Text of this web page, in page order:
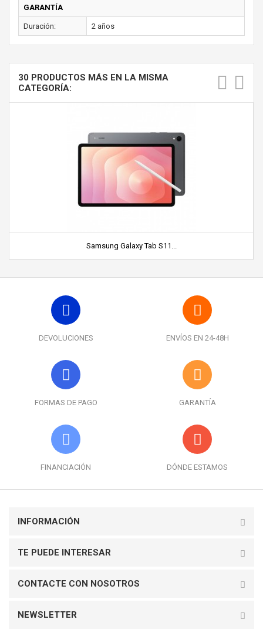
GARANTÍA
Duración: 2 años
30 PRODUCTOS MÁS EN LA MISMA
CATEGORÍA:
Samsung Galaxy Tab S11...
DEVOLUCIONES ENVÍOS EN 24-48H
FORMAS DE PAGO GARANTÍA
FINANCIACIÓN DÓNDE ESTAMOS
INFORMACIÓN
TE PUEDE INTERESAR
CONTACTE CON NOSOTROS
NEWSLETTER